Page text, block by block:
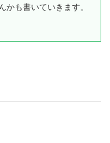
かも書いていきます。